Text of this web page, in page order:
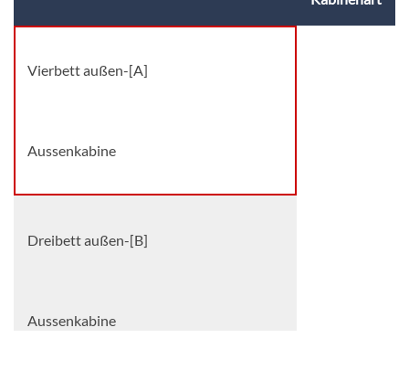
Vierbett außen-[A]
Aussenkabine
Dreibett außen-[B]
Aussenkabine